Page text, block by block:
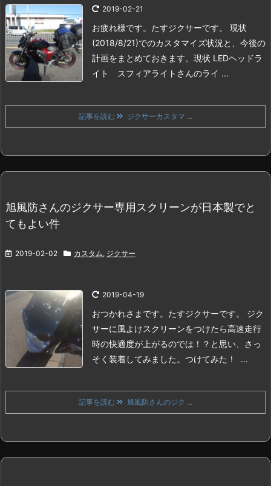
2019-02-21
お疲れ様です。たすジクサーです。
現状
(2018/8/21)でのカスタマイズ状況と、今後の
計画をまとめておきます。 現状 LEDヘッドラ
イト スフィアライトさんのライ ...
記事を読む ジクサーカスタマ ...
旭風防さんのジクサー専用スクリーンが日本製でと
てもよい件
2019-02-02 カスタム, ジクサー
2019-04-19
おつかれさまです。たすジクサーです。
ジク
サーに風よけスクリーンをつけたら高速走行
時の快適度が上がるのでは！？と思い、さっ
そく装着してみました。 つけてみた！ ...
記事を読む 旭風防さんのジク ...